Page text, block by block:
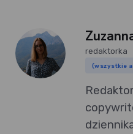
redaktorka
(wszystkie